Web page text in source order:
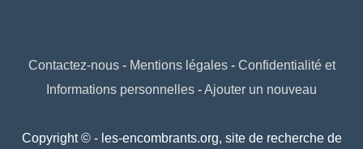
Contactez-nous- Mentions légales- Confidentialité et
Informations personnelles -Ajouter un nouveau
Copyright © - les-encombrants.org, site de recherche de